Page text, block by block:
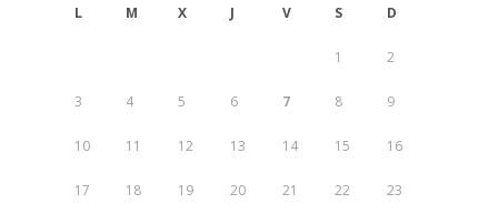
L M X J V S D
1 2
3 4 5 6 7 8 9
10 11 12 13 14 15 16
17 18 19 20 21 22 23